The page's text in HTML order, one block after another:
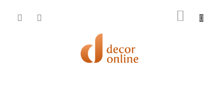
conținut
COŞ